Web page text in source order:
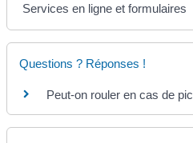
Services en ligne et formulaires
Questions ? Réponses !
Peut-on rouler en cas de